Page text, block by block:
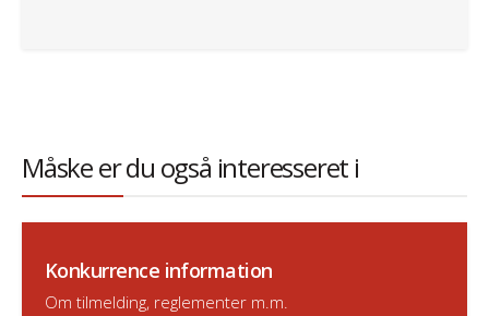
Måske er du også interesseret i
Konkurrence information
Om tilmelding, reglementer m.m.